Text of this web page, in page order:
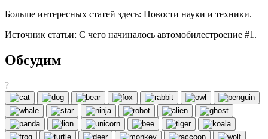
Больше интересных статей здесь: Новости науки и техники.
Источник статьи: С чего начиналось автомобилестроение #1.
Обсудим
?